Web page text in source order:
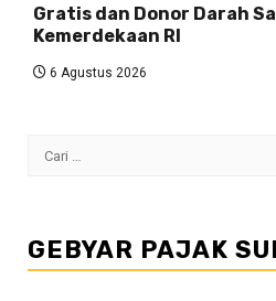
Gratis dan Donor Darah
Kemerdekaan RI
6 Agustus 2026
Cari
GEBYAR PAJAK